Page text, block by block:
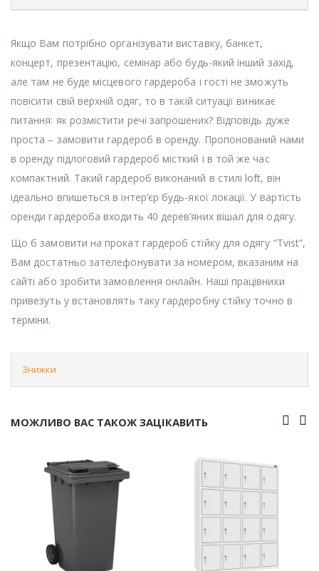
Якщо Вам потрібно організувати виставку, банкет,
концерт, презентацію, семінар або будь-який інший захід,
але там не буде місцевого гардероба і гості не зможуть
повісити свій верхній одяг, то в такій ситуації виникає
питання: як розмістити речі запрошених? Відповідь дуже
проста – замовити гардероб в оренду. Пропонований нами
в оренду підлоговий гардероб місткий і в той же час
компактний. Такий гардероб виконаний в стилі loft, він
ідеально впишеться в інтер’єр будь-якої локації. У вартість
оренди гардероба входить 40 дерев’яних вішал для одягу.
Що б замовити на прокат гардероб стійку для одягу “Tvist”,
Вам достатньо зателефонувати за номером, вказаним на
сайті або зробити замовлення онлайн. Наші працівники
привезуть у встановлять таку гардеробну стійку точно в
терміни.
Знижки
МОЖЛИВО ВАС ТАКОЖ ЗАЦІКАВИТЬ